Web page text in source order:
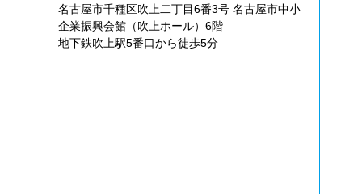
名古屋市千種区吹上二丁目6番3号 名古屋市中小
企業振興会館（吹上ホール）6階
地下鉄吹上駅5番口から徒歩5分